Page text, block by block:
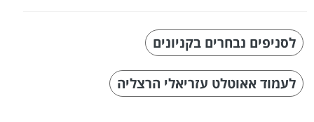
לסניפים נבחרים בקניונים
לעמוד אאוטלט עזריאלי הרצליה